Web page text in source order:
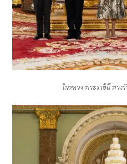
ในหลวง พระราชินี ทรง